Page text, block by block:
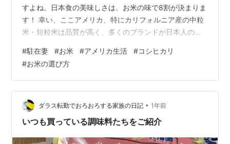
すよね。日本食の美味しさは、お米の味で8割が決まりま
す！ 幸い、ここアメリカ、特にカリフォルニア産の中粒
米・短粒米は品質が高く、多くのブランドが日本人の舌
ーやアジア系食料品店でよく見かける人気ブランド、
**「田牧米ゴールド」「かがやき」「雪花」「錦」の4つ
を、価格帯、食感、そして炊き上がりの「輝き」**とい
う視点から徹底比較します。 🧐 4大ブランドの基本情報
と特徴 ご紹介する4銘柄は、全てアメリカ国内で生産さ
れていますが、それぞれ独自の品…
#駐在妻 #お米 #アメリカ生活 #コシヒカリ
#お米の選び方
ダラス転勤でおろおろする家族の日記 • 1年前
いつも買っている調味料たちをご紹介